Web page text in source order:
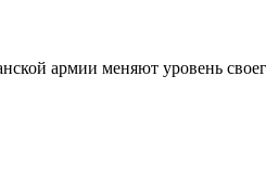
армии меняют уровень